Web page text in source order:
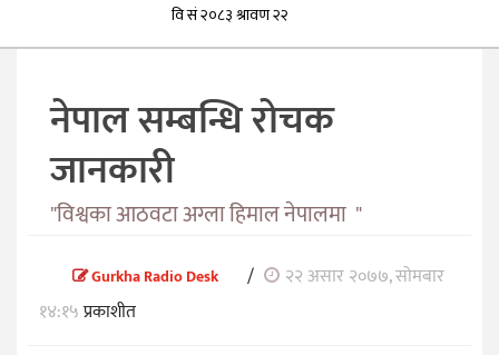
नेपाल सम्बन्धि रोचक
जानकारी
"विश्वका आठवटा अग्ला हिमाल नेपालमा "
Gurkha Radio Desk /
२२ असार २०७७, सोमबार
१४:१५प्रकाशीत